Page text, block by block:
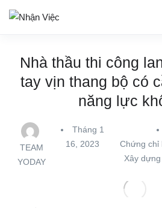
Nhà thầu thi công
tay vịn thang bộ có
năng lực
TEAM
YODAY
Tháng 1
16, 2023
Chứng chỉ
Xây